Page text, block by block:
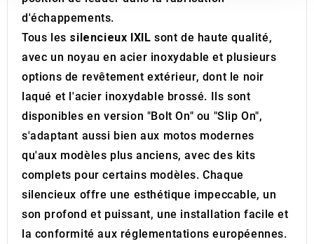
our social media, advertising and analytics partners who
may combine it with other information that you’ve
provided to them or that they’ve collected from your use
of their services.
d'échappements.
Tous les silencieux IXIL sont de haute qualité,
avec un noyau en acier inoxydable et plusieurs
options de revêtement extérieur, dont le noir
laqué et l'acier inoxydable brossé. Ils sont
disponibles en version "Bolt On" ou "Slip On",
s'adaptant aussi bien aux motos modernes
qu'aux modèles plus anciens, avec des kits
complets pour certains modèles. Chaque
silencieux offre une esthétique impeccable, un
son profond et puissant, une installation facile et
la conformité aux réglementations européennes.